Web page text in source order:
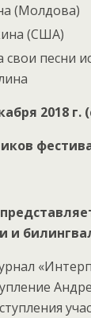
(Молдова)
(США)
свои песни
2018 г.
и